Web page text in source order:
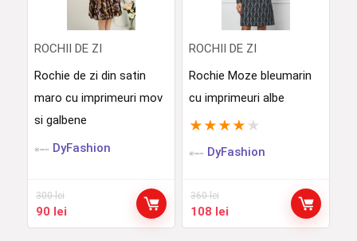
ROCHII DE ZI
Rochie de zi din satin
maro cu imprimeuri mov
si galbene
DyFashion
300lei
Prețul
inițial
90 leiPrețul
curent
ROCHII DE ZI
Rochie Moze bleumarin
cu imprimeuri albe
★ ★ ★ ★ ★
DyFashion
360lei
Prețul
inițial
108 leiPrețul
curent